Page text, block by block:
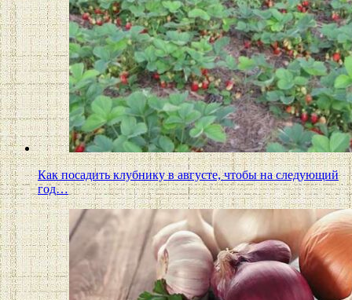
Как посадить клубнику в августе, чтобы на следующий
год…